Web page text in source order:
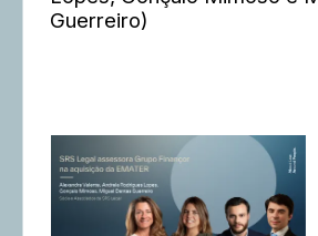
Guerreiro)